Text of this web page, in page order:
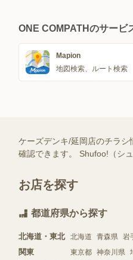
ONE COMPATHのサービ
Mapion
地図検索、ルート検索
ケーズデンキ/延岡店のチラ
確認できます。 Shufoo!（シ
お店を探す
都道府県から探す
北海道・東北 北海道 青森県 岩
関東 東京都 神奈川県